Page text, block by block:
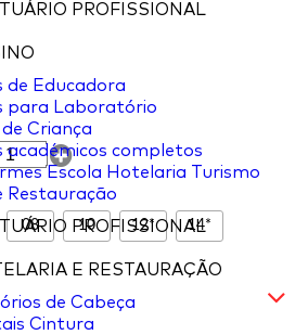
PROFISSIONAL
de Educadora
para Laboratório
de Criança
académicos completos
Escola Hotelaria Turismo
Restauração
PROFISSIONAL
E RESTAURAÇÃO
de Cabeça
Cintura
08 10 12* 14*